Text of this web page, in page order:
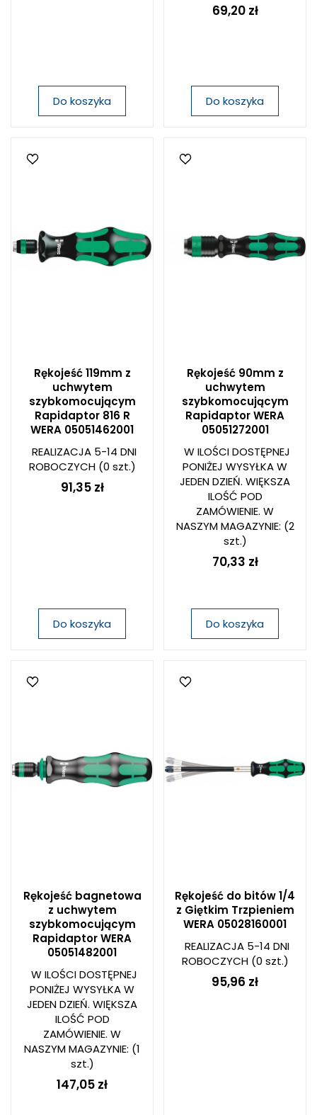
Do koszyka
69,20 zł
Do koszyka
Rękojeść 119mm z
uchwytem
szybkomocującym
Rapidaptor 816 R
WERA 05051462001
REALIZACJA 5-14 DNI
ROBOCZYCH(0 szt.)
91,35 zł
Do koszyka
Rękojeść 90mm z
uchwytem
szybkomocującym
Rapidaptor WERA
05051272001
W ILOŚCI DOSTĘPNEJ
PONIŻEJ WYSYŁKA W
JEDEN DZIEŃ. WIĘKSZA
ILOŚĆ POD
ZAMÓWIENIE. W
NASZYM MAGAZYNIE: (2
szt.)
70,33 zł
Do koszyka
Rękojeść bagnetowa
z uchwytem
szybkomocującym
Rapidaptor WERA
05051482001
W ILOŚCI DOSTĘPNEJ
PONIŻEJ WYSYŁKA W
JEDEN DZIEŃ. WIĘKSZA
ILOŚĆ POD
ZAMÓWIENIE. W
NASZYM MAGAZYNIE: (1
szt.)
147,05 zł
Rękojeść do bitów 1/4
z Giętkim Trzpieniem
WERA 05028160001
REALIZACJA 5-14 DNI
ROBOCZYCH(0 szt.)
95,96 zł